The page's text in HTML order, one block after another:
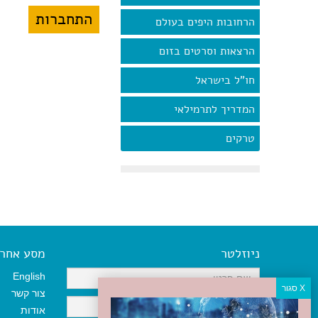
הרחובות היפים בעולם
הרצאות וסרטים בזום
חו"ל בישראל
המדריך לתרמילאי
טרקים
ניוזלטר מסע אחר
English
צור קשר
אודות